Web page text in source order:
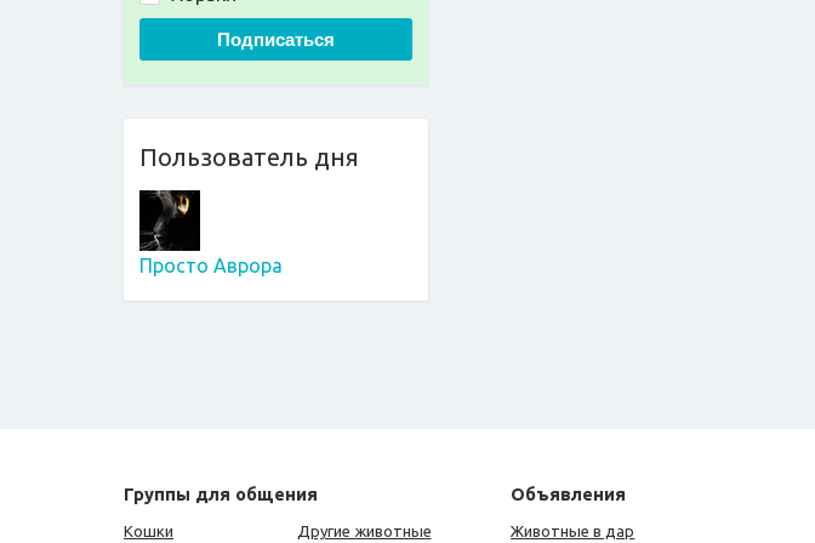
Подписаться
Пользователь дня
Просто Аврора
Группы для общения
Кошки Другие животные
Объявления
Животные в дар